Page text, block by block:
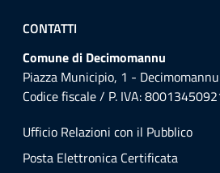
CONTATTI
Comune di Decimomannu
Piazza Municipio, 1 - Decimomannu
Codice fiscale / P. IVA:
Ufficio Relazioni con il Pubblico
Posta Elettronica Certificata